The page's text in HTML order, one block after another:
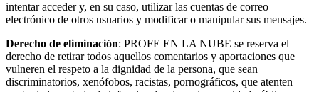
intentar acceder y, en su caso, utilizar las cuentas de correo
electrónico de otros usuarios y modificar o manipular sus mensajes.
Derecho de eliminación: PROFE EN LA NUBE se reserva el
derecho de retirar todos aquellos comentarios y aportaciones que
vulneren el respeto a la dignidad de la persona, que sean
discriminatorios, xenófobos, racistas, pornográficos, que atenten